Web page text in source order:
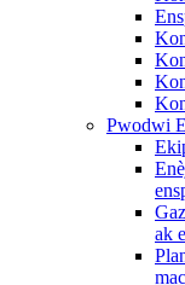
Pwodwi
ak